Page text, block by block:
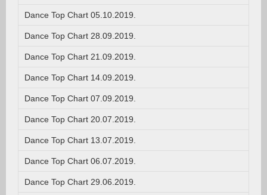
Dance Top Chart 05.10.2019.
Dance Top Chart 28.09.2019.
Dance Top Chart 21.09.2019.
Dance Top Chart 14.09.2019.
Dance Top Chart 07.09.2019.
Dance Top Chart 20.07.2019.
Dance Top Chart 13.07.2019.
Dance Top Chart 06.07.2019.
Dance Top Chart 29.06.2019.